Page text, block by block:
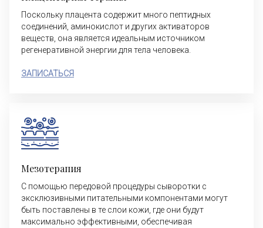
Поскольку плацента содержит много пептидных
соединений, аминокислот и других активаторов
веществ, она является идеальным источником
регенеративной энергии для тела человека.
ЗАПИСАТЬСЯ
Мезотерапия
С помощью передовой процедуры сыворотки с
эксклюзивными питательными компонентами могут
быть поставлены в те слои кожи, где они будут
максимально эффективными, обеспечивая